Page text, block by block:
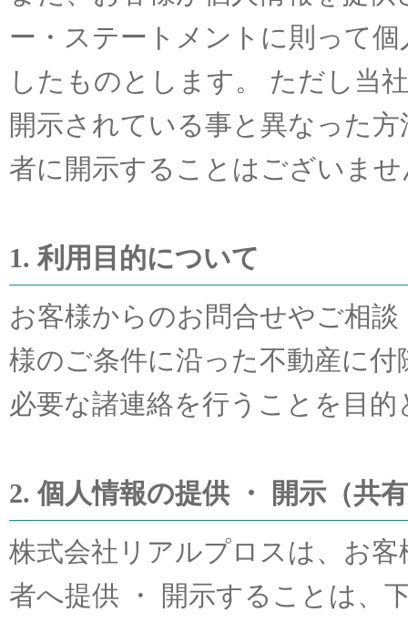
ー・ステートメントに則って
したものとします。 ただし当
開示されている事と異なった
者に開示することはございませ
1. 利用目的について
お客様からのお問合せやご相
様のご条件に沿った不動産に
必要な諸連絡を行うことを目的
2. 個人情報の提供 ・ 開示（共
株式会社リアルプロスは、お
者へ提供 ・ 開示することは、